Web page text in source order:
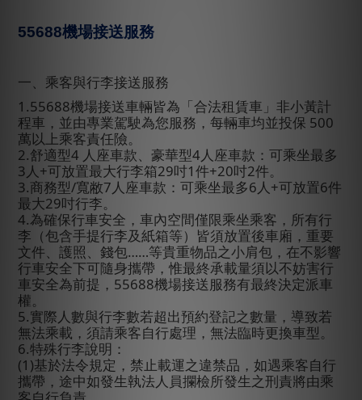
55688機場接送服務
一、乘客與行李接送服務
1.55688機場接送車輛皆為「合法租賃車」非小黃計
程車，並由專業駕駛為您服務，每輛車均並投保 500
萬以上乘客責任險。
2.舒適型4 人座車款、豪華型4人座車款：可乘坐最多
3人+可放置最大行李箱29吋1件+20吋2件。
3.商務型/寬敝7人座車款：可乘坐最多6人+可放置6件
最大29吋行李。
4.為確保行車安全，車內空間僅限乘坐乘客，所有行
李（包含手提行李及紙箱等）皆須放置後車廂，重要
文件、護照、錢包……等貴重物品之小肩包，在不影響
行車安全下可隨身攜帶，惟最終承載量須以不妨害行
車安全為前提， 55688機場接送服務有最終決定派車
權。
5.實際人數與行李數若超出預約登記之數量，導致若
無法乘載，須請乘客自行處理，無法臨時更換車型。
6.特殊行李說明：
(1)基於法令規定，禁止載運之違禁品，如遇乘客自行
攜帶，途中如發生執法人員攔檢所發生之刑責將由乘